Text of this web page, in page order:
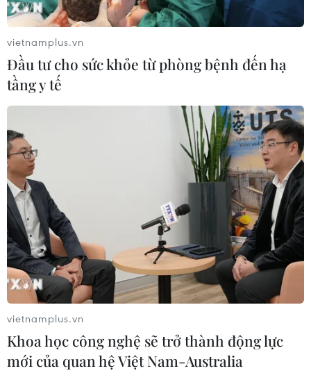
vietnamplus.vn
Đầu tư cho sức khỏe từ phòng bệnh đến hạ
tầng y tế
vietnamplus.vn
Khoa học công nghệ sẽ trở thành động lực
mới của quan hệ Việt Nam-Australia